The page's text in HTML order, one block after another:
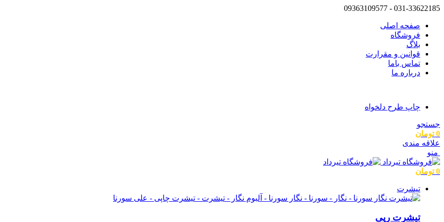
031-33622185 - 09363109577
صفحه اصلی
فروشگاه
بلاگ
قوانین و مقرارت
تماس باما
درباره ما
چاپ طرح دلخواه
جستجو
0 تومان
علاقه مندی
منو
0 تومان
تیشرت
تیشرت رپی